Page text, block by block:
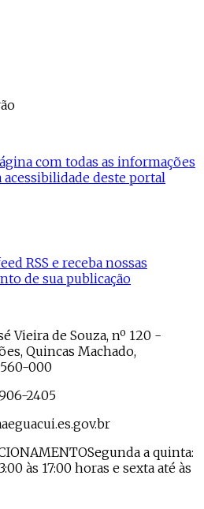
com todas as informações
acessibilidade deste portal
RSS e receba nossas
de sua publicação
Vieira de Souza, nº 120 -
Quincas Machado,
000
2405
Segunda a quinta:
às 17:00 horas e sexta até às